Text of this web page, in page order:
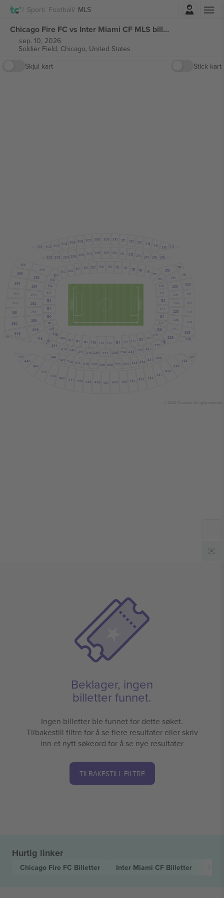
Sport Football MLS
Chicago Fire FC vs Inter Miami CF MLS billetter
sep. 10, 2026
Soldier Field, Chicago, United States
Skjul kart
Stick kart
447
446
445
444
443
442 441 440 439 438 437 436 435 434 433 432
431
430
429
428
427
344
343 342 341 340 339 338 336 335 334 333 332 331 330
301 302 303 304 305 306 307 308 309 310 311 312 313 314 315 316 317
354
353
352
351
350
320
321
322
323
324
356
355
349
348
318
319
325
326
240 239 237 235 234
243 242 241 233 232 231
202 203 204 205 206 207 208 209 210 211 212 213 214 215 216
256
255
254
253
252
251
250
249
248
246
220
221
222
223
224
225
244 230
228
218
219
226
110
108
140 138 136 134
111
107
143 142 141 133 132 131
114
113
112
106
105
104
155
154
153
152
151
150
149
126
125
124
123
122
121
120
119
148
146
144 130
128
117
115
101
102
© 2024 Ticombo. All rights reserved
Beklager, ingen
billetter funnet.
Ingen billetter ble funnet for dette søket.
Tilbakestill filtre for å se flere resultater eller skriv
inn et nytt søkeord for å se nye resultater
TILBAKESTILL FILTRE
Hurtig linker
Chicago Fire FC Billetter Inter Miami CF Billetter